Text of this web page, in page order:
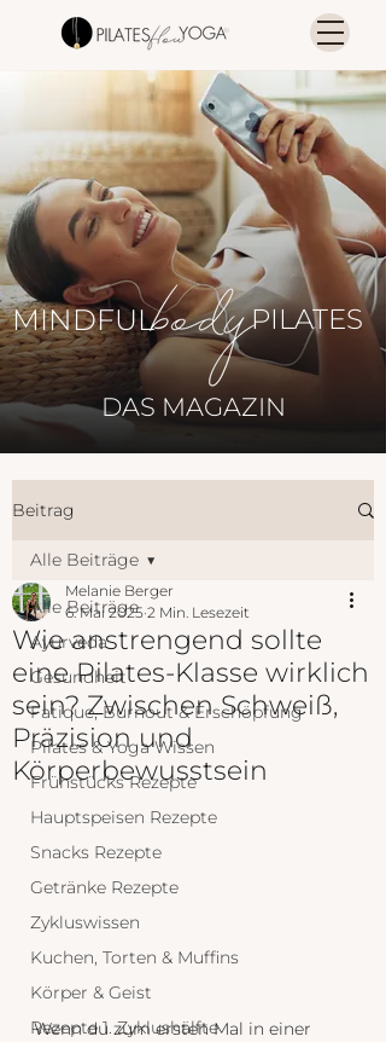
MINDFUL PILATES
DAS MAGAZIN
Beitrag
Alle Beiträge
Ayurveda
Gesundheit
Fatique, Burnout & Erschöpfung
Pilates & Yoga Wissen
Frühstücks Rezepte
Hauptspeisen Rezepte
Snacks Rezepte
Getränke Rezepte
Zykluswissen
Kuchen, Torten & Muffins
Körper & Geist
Rezepte 1. Zyklushälfte
Alle Beiträge
Wie anstrengend sollte
eine Pilates-Klasse wirklich
sein? Zwischen Schweiß,
Präzision und
Körperbewusstsein
Melanie Berger
6. Mai 2025 2 Min. Lesezeit
Wenn du zum ersten Mal in einer